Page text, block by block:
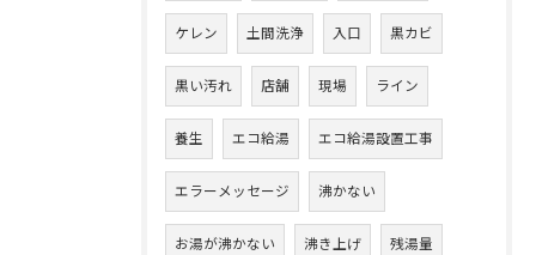
ケレン 土間洗浄 入口 黒カビ
黒い汚れ 店舗 現場 ライン
養生 エコ給湯 エコ給湯設置工事
エラーメッセージ 沸かない
お湯が沸かない 沸き上げ 残湯量